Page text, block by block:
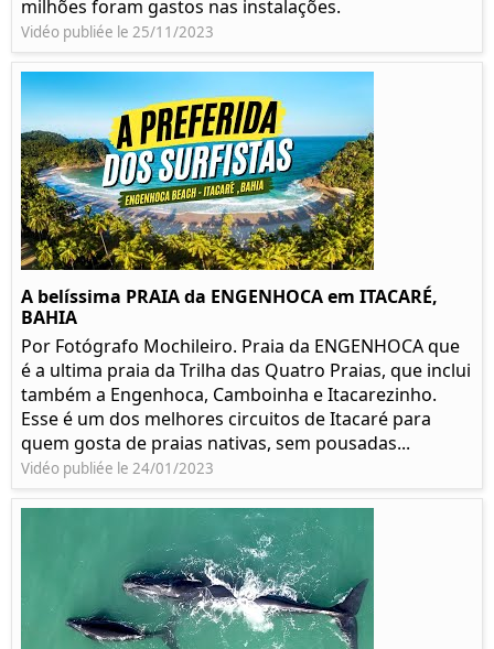
milhões foram gastos nas instalações.
Vidéo publiée le 25/11/2023
A belíssima PRAIA da ENGENHOCA em ITACARÉ,
BAHIA
Por Fotógrafo Mochileiro. Praia da ENGENHOCA que
é a ultima praia da Trilha das Quatro Praias, que inclui
também a Engenhoca, Camboinha e Itacarezinho.
Esse é um dos melhores circuitos de Itacaré para
quem gosta de praias nativas, sem pousadas...
Vidéo publiée le 24/01/2023